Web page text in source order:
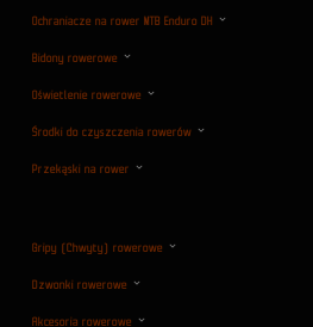
Ochraniacze na rower MTB Enduro DH
Bidony rowerowe
Oświetlenie rowerowe
Środki do czyszczenia rowerów
Przekąski na rower
Gripy (Chwyty) rowerowe
Dzwonki rowerowe
Akcesoria rowerowe